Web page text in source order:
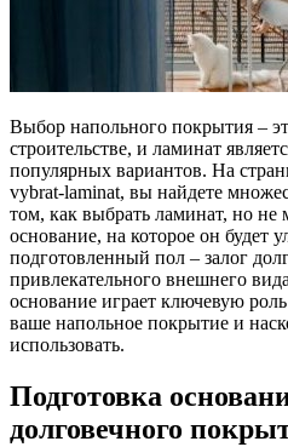
Выбор напольного покрытия –
строительстве, и ламинат
популярных вариантов. На
vybrat-laminat, вы найдете
том, как выбрать ламинат, но не
основание, на которое он будет
подготовленный пол – залог
привлекательного внешнего
основание играет ключевую
ваше напольное покрытие и
использовать.
Подготовка
долговечного